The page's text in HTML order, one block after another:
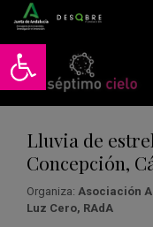
Abrir barra de herramientas
Lluvia de
Concepción,
Organiza: Asociación
Luz Cero, RAdA